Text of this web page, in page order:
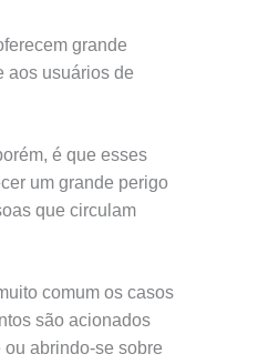
grande
aos usuários de
é que esses
um grande perigo
que circulam
comum os casos
são acionados
abrindo-se sobre